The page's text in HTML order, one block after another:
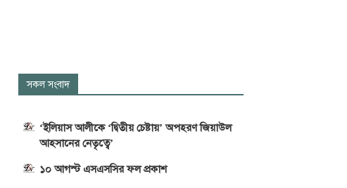
সকল সংবাদ
‘ইলিয়াস আলীকে ‘দ্বিতীয় চেষ্টায়’ অপহরণ জিয়াউল
আহসানের নেতৃত্বে’
১০ আগস্ট এসএসসির ফল প্রকাশ